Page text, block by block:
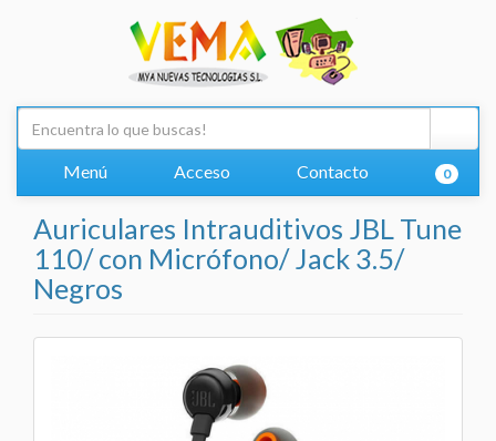
Menú Acceso Contacto 0
Auriculares Intrauditivos JBL Tune
110/ con Micrófono/ Jack 3.5/
Negros